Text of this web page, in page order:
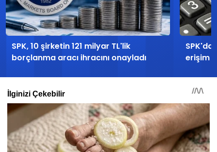
SPK, 10 şirketin 121 milyar TL'lik
borçlanma aracı ihracını onayladı
erişim